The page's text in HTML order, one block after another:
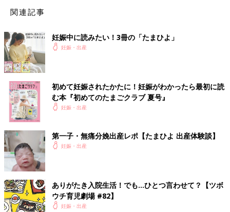
関連記事
妊娠中に読みたい！3冊の「たまひよ」
妊娠・出産
初めて妊娠されたかたに！妊娠がわかったら最初に読
む本『初めてのたまごクラブ 夏号』
妊娠・出産
第一子・無痛分娩出産レポ【たまひよ 出産体験談】
妊娠・出産
ありがたき入院生活！でも…ひとつ言わせて？【ツボ
ウチ育児劇場 #82】
妊娠・出産